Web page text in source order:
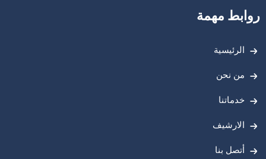
روابط مهمة
الرئيسية
من نحن
خدماتنا
الارشيف
أتصل بنا